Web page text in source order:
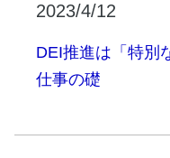
2023/4/12
DEI推進は「特別
仕事の礎